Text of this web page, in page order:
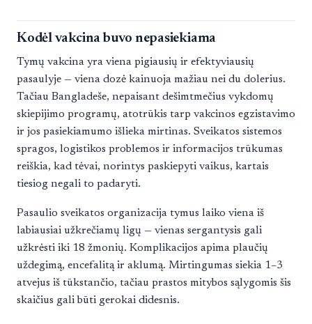
Kodėl vakcina buvo nepasiekiama
Tymų vakcina yra viena pigiausių ir efektyviausių
pasaulyje — viena dozė kainuoja mažiau nei du dolerius.
Tačiau Bangladeše, nepaisant dešimtmečius vykdomų
skiepijimo programų, atotrūkis tarp vakcinos egzistavimo
ir jos pasiekiamumo išlieka mirtinas. Sveikatos sistemos
spragos, logistikos problemos ir informacijos trūkumas
reiškia, kad tėvai, norintys paskiepyti vaikus, kartais
tiesiog negali to padaryti.
Pasaulio sveikatos organizacija tymus laiko viena iš
labiausiai užkrečiamų ligų — vienas sergantysis gali
užkrėsti iki 18 žmonių. Komplikacijos apima plaučių
uždegimą, encefalitą ir aklumą. Mirtingumas siekia 1–3
atvejus iš tūkstančio, tačiau prastos mitybos sąlygomis šis
skaičius gali būti gerokai didesnis.